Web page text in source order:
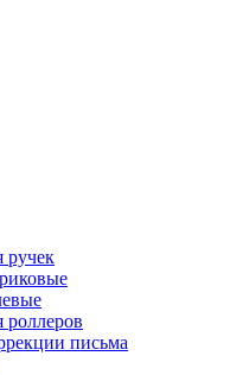
ручек
письма